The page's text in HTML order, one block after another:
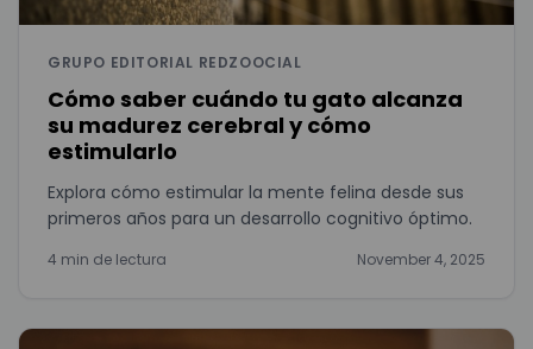
GRUPO EDITORIAL REDZOOCIAL
Cómo saber cuándo tu gato alcanza
su madurez cerebral y cómo
estimularlo
Explora cómo estimular la mente felina desde sus
primeros años para un desarrollo cognitivo óptimo.
4 min de lectura November 4, 2025